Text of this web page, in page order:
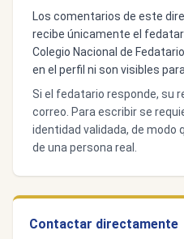
Los comentarios de este
recibe únicamente el
Colegio Nacional de
en el perfil ni son visibles
Si el fedatario responde, su
correo. Para escribir se
identidad validada, de modo
de una persona real.
Contactar directamente